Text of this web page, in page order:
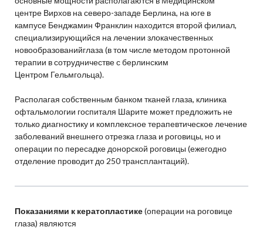
центре Вирхов на северо-западе Берлина, на юге в
кампусе Бенджамин Франклин находится второй филиал,
специализирующийся на лечении злокачественных
новообразованийглаза (в том числе методом протонной
терапии в сотрудничестве с берлинским
Центром Гельмгольца).
Располагая собственным банком тканей глаза, клиника
офтальмологии госпиталя Шарите может предложить не
только диагностику и комплексное терапевтическое лечение
заболеваний внешнего отрезка глаза и роговицы, но и
операции по пересадке донорской роговицы (ежегодно
отделение проводит до 250 трансплантаций).
Показаниями к кератопластике(операции на роговице
глаза) являются